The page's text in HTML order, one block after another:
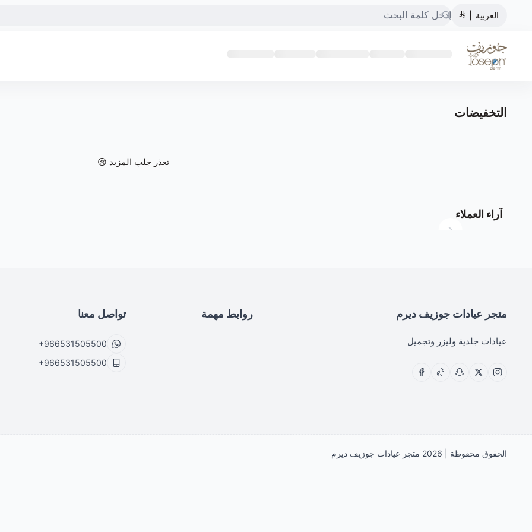
العربية
متجر عيادات جوزيف ديرم
التخفيضات
تعذر جلب المزيد 😢
آراء العملاء
متجر عيادات جوزيف ديرم
عيادات جلدية وليزر وتجميل
روابط مهمة تواصل معنا
+966531505500
+966531505500
الحقوق محفوظة | 2026 متجر عيادات جوزيف ديرم